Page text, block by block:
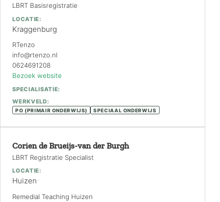
LBRT Basisregistratie
LOCATIE:
Kraggenburg
RTenzo
info@rtenzo.nl
0624691208
Bezoek website
SPECIALISATIE:
WERKVELD:
PO (PRIMAIR ONDERWIJS) SPECIAAL ONDERWIJS
Corien de Brueijs-van der Burgh
LBRT Registratie Specialist
LOCATIE:
Huizen
Remedial Teaching Huizen